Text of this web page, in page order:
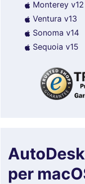
Monterey v12
Ventura v13
Sonoma v14
Sequoia v15
per